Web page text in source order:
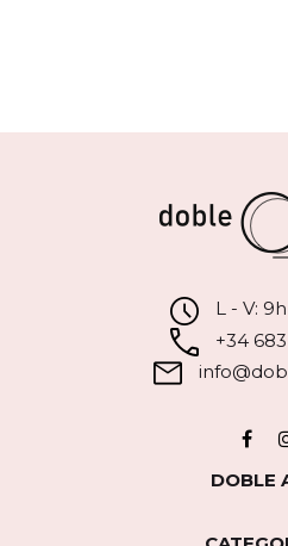
L - V:
+34
DOBLE